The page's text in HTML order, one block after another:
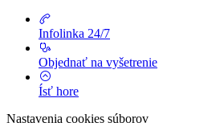
Infolinka 24/7
Objednať na vyšetrenie
Ísť hore
Nastavenia cookies súborov